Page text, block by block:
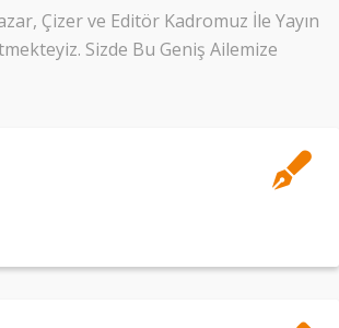
Çizer ve Editör Kadromuz İle Yayın
Sizde Bu Geniş Ailemize